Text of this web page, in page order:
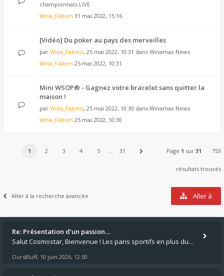
championnats LIVE
Wina_Fabien 31 mai 2022, 15:16
[Vidéo] Du poker au pays des merveilles
par Wina_Fabien, 25 mai 2022, 10:31 dans Winamax News
Wina_Fabien 25 mai 2022, 10:31
Mini WSOP® - Gagnez votre bracelet sans quitter la
maison !
par Wina_Fabien, 25 mai 2022, 10:30 dans Winamax News
Wina_Fabien 25 mai 2022, 10:30
1 2 3 4 5 … 31 Page 1 sur 31 753
résultats trouvés
Aller à la recherche avancée Aller à
Re: Présentation d'un passion…
Salut Cosmostar, Bienvenue ! Les paris sportifs en plus du poker, c'est ce que je fais aussi. Surtout la NBA, je mise su
OursBluff, 10 juin 2026, 12:50